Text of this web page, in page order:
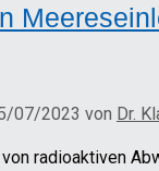
07/2023 von Dr.
radioaktiven